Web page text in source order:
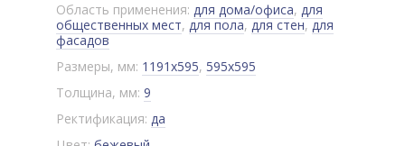
Область применения: для дома/офиса, для
общественных мест, для пола,для стен,для
фасадов
Размеры, мм: 1191x595, 595x595
Толщина, мм: 9
Ректификация: да